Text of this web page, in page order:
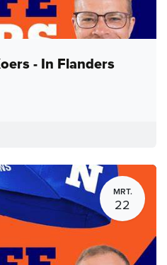
- In Flanders
MRT.
22